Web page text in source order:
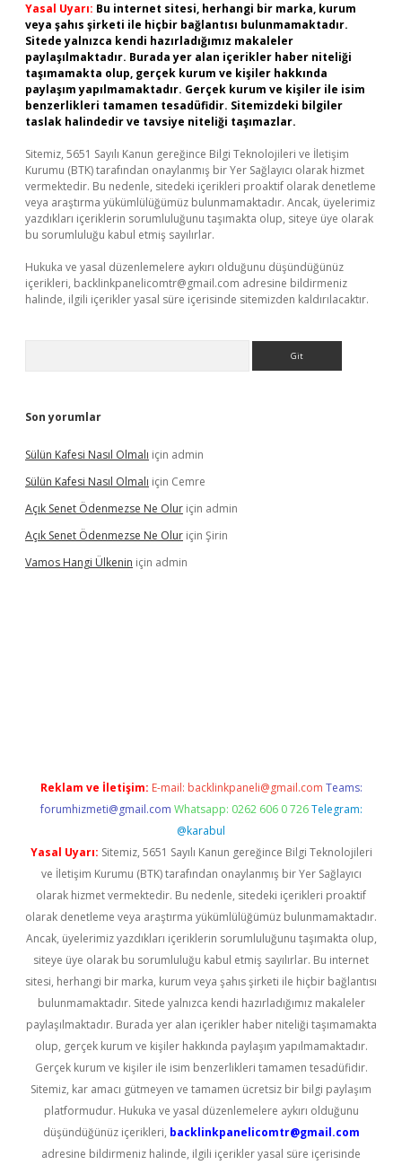
Yasal Uyarı: Bu internet sitesi, herhangi bir marka, kurum
veya şahıs şirketi ile hiçbir bağlantısı bulunmamaktadır.
Sitede yalnızca kendi hazırladığımız makaleler
paylaşılmaktadır. Burada yer alan içerikler haber niteliği
taşımamakta olup, gerçek kurum ve kişiler hakkında
paylaşım yapılmamaktadır. Gerçek kurum ve kişiler ile isim
benzerlikleri tamamen tesadüfidir. Sitemizdeki bilgiler
taslak halindedir ve tavsiye niteliği taşımazlar.
Sitemiz, 5651 Sayılı Kanun gereğince Bilgi Teknolojileri ve İletişim
Kurumu (BTK) tarafından onaylanmış bir Yer Sağlayıcı olarak hizmet
vermektedir. Bu nedenle, sitedeki içerikleri proaktif olarak denetleme
veya araştırma yükümlülüğümüz bulunmamaktadır. Ancak, üyelerimiz
yazdıkları içeriklerin sorumluluğunu taşımakta olup, siteye üye olarak
bu sorumluluğu kabul etmiş sayılırlar.
Hukuka ve yasal düzenlemelere aykırı olduğunu düşündüğünüz
içerikleri, backlinkpanelicomtr@gmail.com adresine bildirmeniz
halinde, ilgili içerikler yasal süre içerisinde sitemizden kaldırılacaktır.
Son yorumlar
Sülün Kafesi Nasıl Olmalı için admin
Sülün Kafesi Nasıl Olmalı için Cemre
Açık Senet Ödenmezse Ne Olur için admin
Açık Senet Ödenmezse Ne Olur için Şirin
Vamos Hangi Ülkenin için admin
Reklam ve İletişim: E-mail: backlinkpaneli@gmail.com Teams:
forumhizmeti@gmail.com Whatsapp: 0262 606 0 726 Telegram:
@karabul
Yasal Uyarı: Sitemiz, 5651 Sayılı Kanun gereğince Bilgi Teknolojileri
ve İletişim Kurumu (BTK) tarafından onaylanmış bir Yer Sağlayıcı
olarak hizmet vermektedir. Bu nedenle, sitedeki içerikleri proaktif
olarak denetleme veya araştırma yükümlülüğümüz bulunmamaktadır.
Ancak, üyelerimiz yazdıkları içeriklerin sorumluluğunu taşımakta olup,
siteye üye olarak bu sorumluluğu kabul etmiş sayılırlar. Bu internet
sitesi, herhangi bir marka, kurum veya şahıs şirketi ile hiçbir bağlantısı
bulunmamaktadır. Sitede yalnızca kendi hazırladığımız makaleler
paylaşılmaktadır. Burada yer alan içerikler haber niteliği taşımamakta
olup, gerçek kurum ve kişiler hakkında paylaşım yapılmamaktadır.
Gerçek kurum ve kişiler ile isim benzerlikleri tamamen tesadüfidir.
Sitemiz, kar amacı gütmeyen ve tamamen ücretsiz bir bilgi paylaşım
platformudur. Hukuka ve yasal düzenlemelere aykırı olduğunu
düşündüğünüz içerikleri, backlinkpanelicomtr@gmail.com
adresine bildirmeniz halinde, ilgili içerikler yasal süre içerisinde